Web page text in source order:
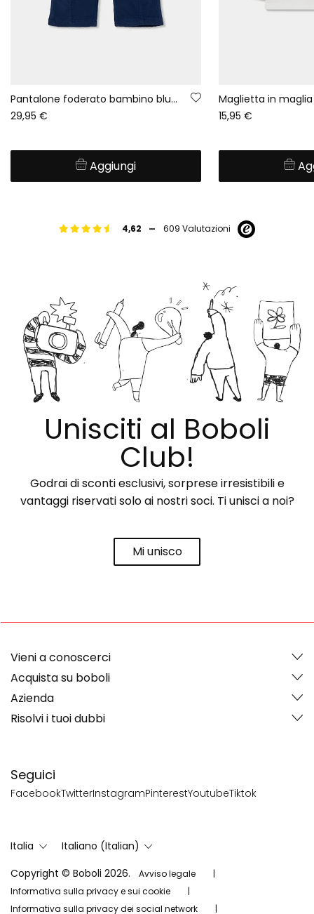
Pantalone foderato bambino blu navy con cordoncino
29,95 €
Aggiungi
15,95 €
4,62 - 609 Valutazioni
Unisciti al Boboli
Club!
Godrai di sconti esclusivi, sorprese irresistibili e
vantaggi riservati solo ai nostri soci. Ti unisci a noi?
Mi unisco
Seguici
FacebookTwitterInstagramPinterestYoutubeTiktok
Vieni a conoscerci
Acquista su boboli
Azienda
Risolvi i tuoi dubbi
Italia
Italiano (Italian)
Copyright © Boboli 2026.
Avviso legale
Informativa sulla privacy e sui cookie
Informativa sulla privacy dei social network